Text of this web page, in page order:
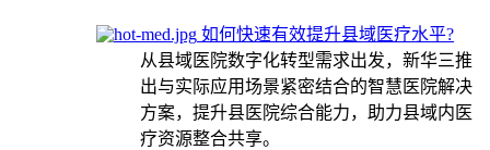
如何快速有效提升县域医疗水平?
从县域医院数字化转型需求出发，新华三推
出与实际应用场景紧密结合的智慧医院解决
方案，提升县医院综合能力，助力县域内医
疗资源整合共享。